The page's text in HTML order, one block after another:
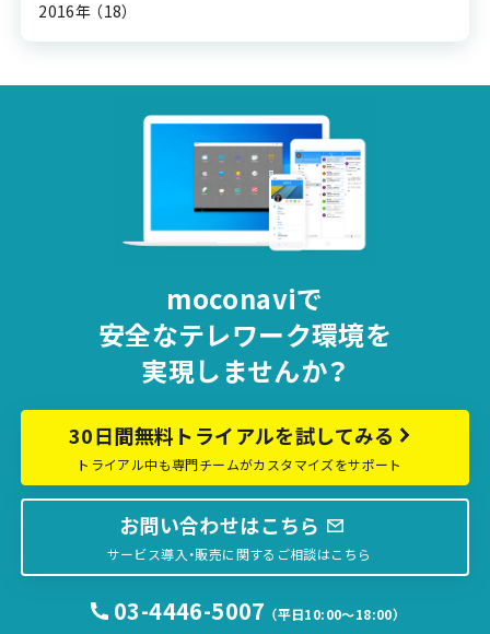
2016年 （18）
moconaviで
安全なテレワーク環境を
実現しませんか？
30日間無料トライアルを試してみる
トライアル中も専門チームがカスタマイズをサポート
お問い合わせはこちら
サービス導入・販売に関するご相談はこちら
03-4446-5007 （平日10:00〜18:00）